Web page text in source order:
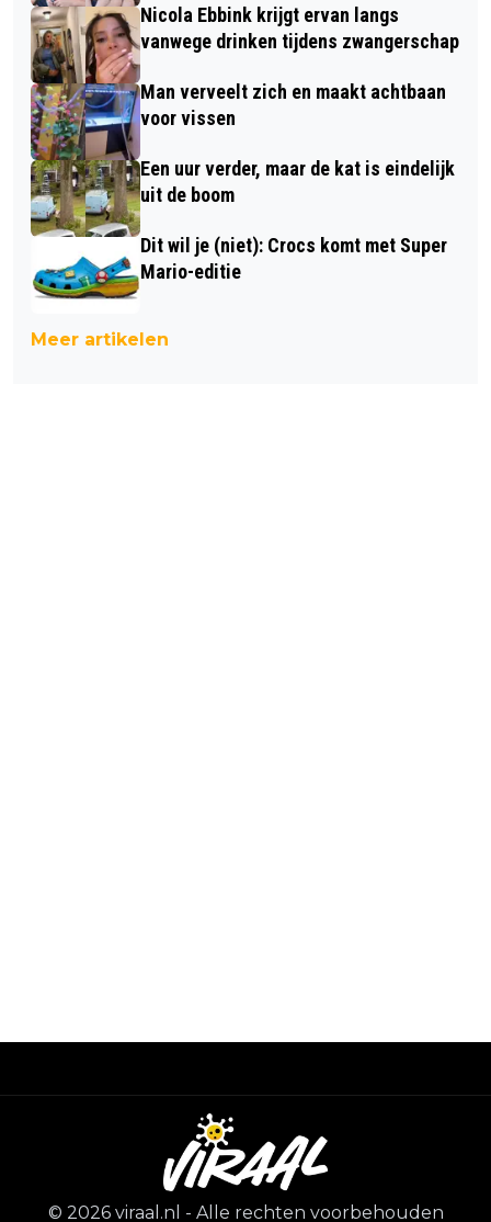
Nicola Ebbink krijgt ervan langs
vanwege drinken tijdens zwangerschap
Man verveelt zich en maakt achtbaan
voor vissen
Een uur verder, maar de kat is eindelijk
uit de boom
Dit wil je (niet): Crocs komt met Super
Mario-editie
Meer artikelen
© 2026 viraal.nl - Alle rechten voorbehouden